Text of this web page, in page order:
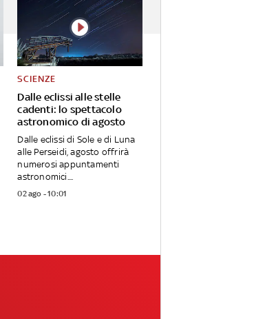
Dalle eclissi alle stelle
cadenti: lo spettacolo
astronomico di agosto
SCIENZE
Dalle eclissi di Sole e di Luna
alle Perseidi, agosto offrirà
numerosi appuntamenti
astronomici....
02 ago - 10:01